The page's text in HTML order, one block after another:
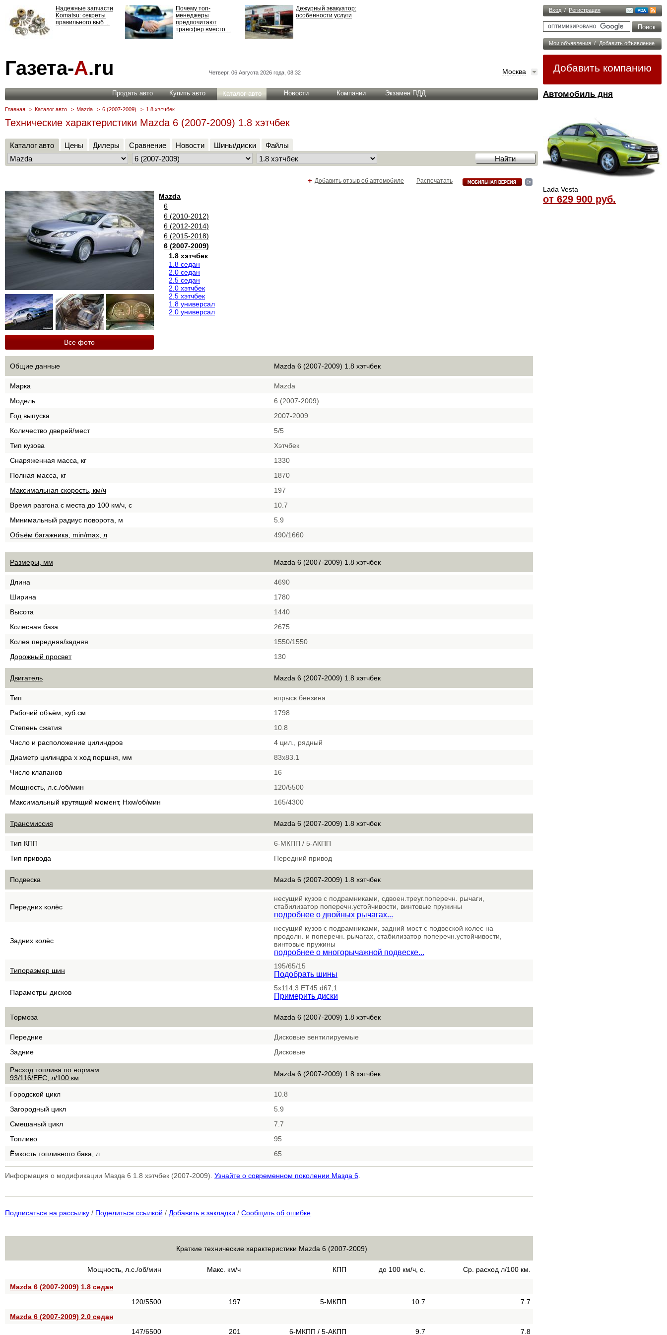
Вход / Регистрация
Мои объявления / Добавить объявление
Добавить компанию
Автомобиль дня
Lada Vesta
от 629 900 руб.
Надежные запчасти
Komatsu: секреты
правильного выб ...
Почему топ-
менеджеры
предпочитают
трансфер вместо ...
Дежурный эвакуатор:
особенности услуги
ответственности: все,
что нужно знать ...
Газета-А.ru Четверг, 06 Августа 2026 года, 08:32 Москва
Продать авто Купить авто Каталог авто Новости Компании Экзамен ПДД
Главная > Каталог авто > Mazda > 6 (2007-2009) > 1.8 хэтчбек
Технические характеристики Mazda 6 (2007-2009) 1.8 хэтчбек
Каталог авто Цены Дилеры Сравнение Новости Шины/диски Файлы
Распечатать
+ Добавить отзыв об автомобиле
Все фото
Mazda
6
6 (2010-2012)
6 (2012-2014)
6 (2015-2018)
6 (2007-2009)
1.8 хэтчбек
1.8 седан
2.0 седан
2.5 седан
2.0 хэтчбек
2.5 хэтчбек
1.8 универсал
2.0 универсал
Общие данные Mazda 6 (2007-2009) 1.8 хэтчбек
Марка
Mazda
Модель
6 (2007-2009)
Год выпуска
2007-2009
Количество дверей/мест
5/5
Тип кузова
Хэтчбек
Снаряженная масса, кг
1330
Полная масса, кг
1870
Максимальная скорость, км/ч
197
Время разгона с места до 100 км/ч, с
10.7
Минимальный радиус поворота, м
5.9
Объём багажника, min/max, л
490/1660
Размеры, мм Mazda 6 (2007-2009) 1.8 хэтчбек
Длина
4690
Ширина
1780
Высота
1440
Колесная база
2675
Колея передняя/задняя
1550/1550
Дорожный просвет
130
Двигатель Mazda 6 (2007-2009) 1.8 хэтчбек
Тип
впрыск бензина
Рабочий объём, куб.см
1798
Степень сжатия
10.8
Число и расположение цилиндров
4 цил., рядный
Диаметр цилиндра х ход поршня, мм
83х83.1
Число клапанов
16
Мощность, л.с./об/мин
120/5500
Максимальный крутящий момент, Нхм/об/мин
165/4300
Трансмиссия Mazda 6 (2007-2009) 1.8 хэтчбек
Тип КПП
6-МКПП / 5-АКПП
Тип привода
Передний привод
Подвеска Mazda 6 (2007-2009) 1.8 хэтчбек
Передних колёс
несущий кузов с подрамниками, сдвоен.треуг.поперечн. рычаги,
стабилизатор поперечн.устойчивости, винтовые пружины
подробнее о двойных рычагах...
Задних колёс
несущий кузов с подрамниками, задний мост с подвеской колес на
продолн. и поперечн. рычагах, стабилизатор поперечн.устойчивости,
винтовые пружины
подробнее о многорычажной подвеске...
Типоразмер шин
195/65/15
Подобрать шины
Параметры дисков
5x114,3 ET45 d67,1
Примерить диски
Тормоза Mazda 6 (2007-2009) 1.8 хэтчбек
Передние
Дисковые вентилируемые
Задние
Дисковые
Расход топлива по нормам
93/116/EEC, л/100 км
Mazda 6 (2007-2009) 1.8 хэтчбек
Городской цикл
10.8
Загородный цикл
5.9
Смешаный цикл
7.7
Топливо
95
Ёмкость топливного бака, л
65
Информация о модификации Мазда 6 1.8 хэтчбек (2007-2009). Узнайте о современном поколении Мазда 6
Подписаться на рассылку / Поделиться ссылкой / Добавить в закладки / Сообщить об ошибке
Краткие технические характеристики Mazda 6 (2007-2009)
Мощность, л.с./об/мин Макс. км/ч КПП до 100 км/ч, с. Ср. расход л/100 км.
Mazda 6 (2007-2009) 1.8 седан
120/5500
197 5-МКПП 10.7
7.7
Mazda 6 (2007-2009) 2.0 седан
147/6500
201 6-МКПП / 5-АКПП 9.7
7.8